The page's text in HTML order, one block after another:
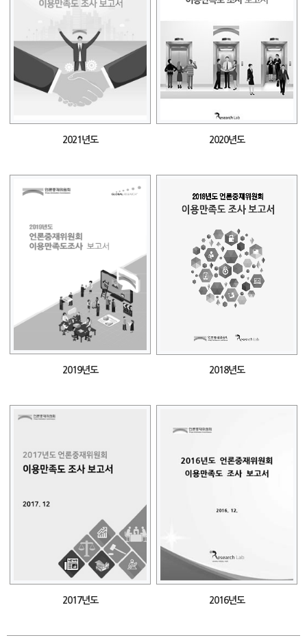
2021년도 2020년도
2019년도 2018년도
2017년도 2016년도